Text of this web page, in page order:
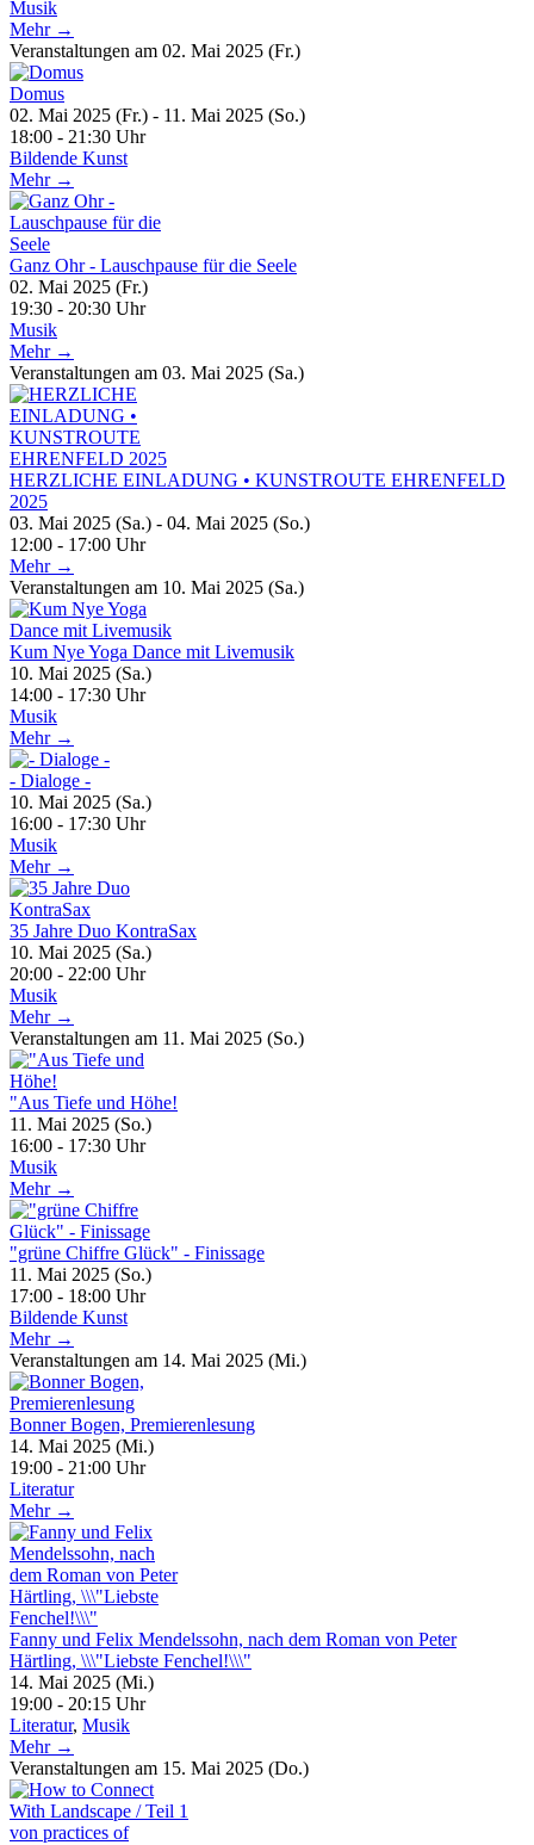
Musik
Mehr →
Veranstaltungen am 02. Mai 2025 (Fr.)
Domus
02. Mai 2025 (Fr.) - 11. Mai 2025 (So.)
18:00 - 21:30 Uhr
Bildende Kunst
Mehr →
Ganz Ohr - Lauschpause für die Seele
02. Mai 2025 (Fr.)
19:30 - 20:30 Uhr
Musik
Mehr →
Veranstaltungen am 03. Mai 2025 (Sa.)
HERZLICHE EINLADUNG • KUNSTROUTE EHRENFELD
2025
03. Mai 2025 (Sa.) - 04. Mai 2025 (So.)
12:00 - 17:00 Uhr
Mehr →
Veranstaltungen am 10. Mai 2025 (Sa.)
Kum Nye Yoga Dance mit Livemusik
10. Mai 2025 (Sa.)
14:00 - 17:30 Uhr
Musik
Mehr →
- Dialoge -
10. Mai 2025 (Sa.)
16:00 - 17:30 Uhr
Musik
Mehr →
35 Jahre Duo KontraSax
10. Mai 2025 (Sa.)
20:00 - 22:00 Uhr
Musik
Mehr →
Veranstaltungen am 11. Mai 2025 (So.)
"Aus Tiefe und Höhe!
11. Mai 2025 (So.)
16:00 - 17:30 Uhr
Musik
Mehr →
"grüne Chiffre Glück" - Finissage
11. Mai 2025 (So.)
17:00 - 18:00 Uhr
Bildende Kunst
Mehr →
Veranstaltungen am 14. Mai 2025 (Mi.)
Bonner Bogen, Premierenlesung
14. Mai 2025 (Mi.)
19:00 - 21:00 Uhr
Literatur
Mehr →
Fanny und Felix Mendelssohn, nach dem Roman von Peter
Härtling, \\\"Liebste Fenchel!\\\"
14. Mai 2025 (Mi.)
19:00 - 20:15 Uhr
Literatur, Musik
Mehr →
Veranstaltungen am 15. Mai 2025 (Do.)